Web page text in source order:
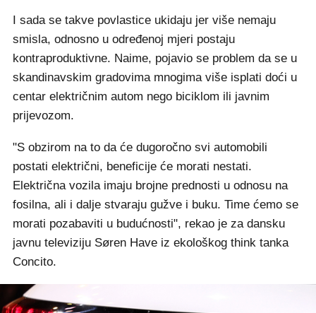
I sada se takve povlastice ukidaju jer više nemaju
smisla, odnosno u određenoj mjeri postaju
kontraproduktivne. Naime, pojavio se problem da se u
skandinavskim gradovima mnogima više isplati doći u
centar električnim autom nego biciklom ili javnim
prijevozom.
"S obzirom na to da će dugoročno svi automobili
postati električni, beneficije će morati nestati.
Električna vozila imaju brojne prednosti u odnosu na
fosilna, ali i dalje stvaraju gužve i buku. Time ćemo se
morati pozabaviti u budućnosti", rekao je za dansku
javnu televiziju Søren Have iz ekološkog think tanka
Concito.